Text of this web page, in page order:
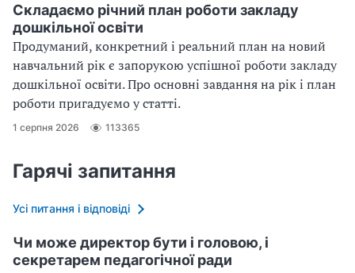
Складаємо річний план роботи закладу
дошкільної освіти
Продуманий, конкретний і реальний план на новий
навчальний рік є запорукою успішної роботи закладу
дошкільної освіти. Про основні завдання на рік і план
роботи пригадуємо у статті.
1 серпня 2026 113365
Гарячі запитання
Усі питання і відповіді
Чи може директор бути і головою, і
секретарем педагогічної ради